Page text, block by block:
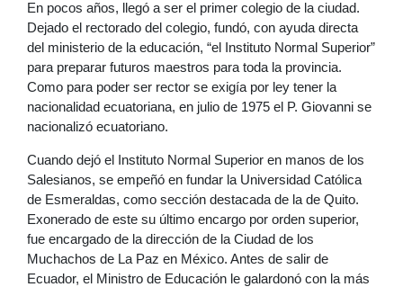
En pocos años, llegó a ser el primer colegio de la ciudad.
Dejado el rectorado del colegio, fundó, con ayuda directa
del ministerio de la educación, “el Instituto Normal Superior”
para preparar futuros maestros para toda la provincia.
Como para poder ser rector se exigía por ley tener la
nacionalidad ecuatoriana, en julio de 1975 el P. Giovanni se
nacionalizó ecuatoriano.
Cuando dejó el Instituto Normal Superior en manos de los
Salesianos, se empeñó en fundar la Universidad Católica
de Esmeraldas, como sección destacada de la de Quito.
Exonerado de este su último encargo por orden superior,
fue encargado de la dirección de la Ciudad de los
Muchachos de La Paz en México. Antes de salir de
Ecuador, el Ministro de Educación le galardonó con la más